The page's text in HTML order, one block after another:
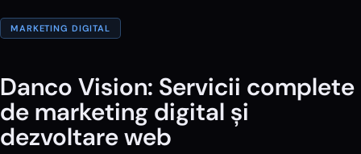
MARKETING DIGITAL
Danco Vision: Servicii complete
de marketing digital și
dezvoltare web